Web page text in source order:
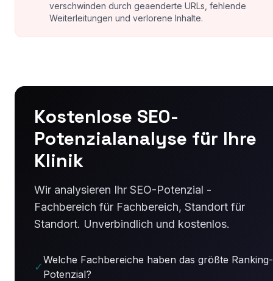
verschwinden durch geaenderte URLs, fehlende
Weiterleitungen und verlorene Inhalte.
Kostenlose SEO-
Potenzialanalyse für Ihre
Klinik
Wir analysieren Ihr SEO-Potenzial -
Fachbereich für Fachbereich, Standort für
Standort. Unverbindlich und kostenlos.
✓
Welche Fachbereiche haben das größte Ranking-
Potenzial?